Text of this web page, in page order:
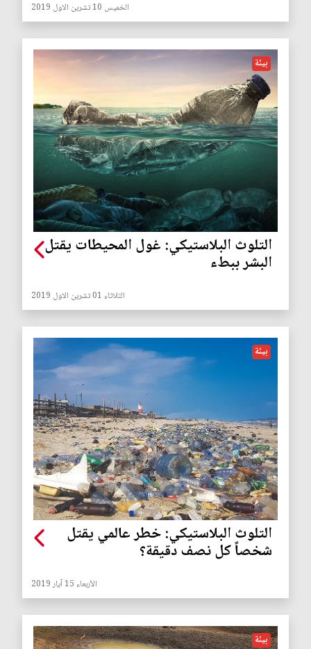
الخميس 10 تشرين الاول 2019
بيئة
التلوث البلاستيكي: غول المحيطات يقتل
البشر ببطء
الثلاثاء 01 تشرين الاول 2019
بيئة
التلوث البلاستيكي: خطر عالمي يقتل
شخصاً كل نصف دقيقة؟
الأربعاء 15 آيار 2019
بيئة